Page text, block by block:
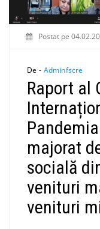
Postat pe
De - Adminfscre
Raport al
majorat
socială
venituri
venituri